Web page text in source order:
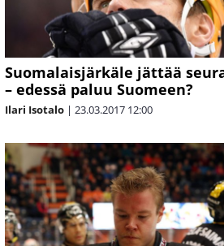
Suomalaisjärkäle jättää
– edessä paluu Suomeen?
Ilari Isotalo | 23.03.2017 12:00